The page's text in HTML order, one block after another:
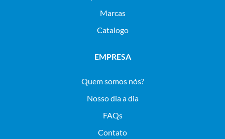
Marcas
Catalogo
EMPRESA
Quem somos nós?
Nosso dia a dia
FAQs
Contato